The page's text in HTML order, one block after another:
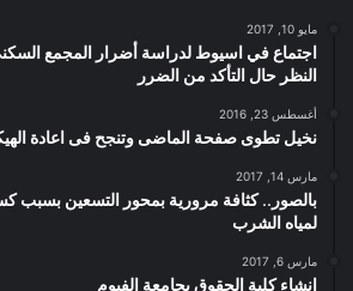
مايو 10, 2017
اجتماع في اسيوط لدراسة أضرار المجمع
النظر حال التأكد من الضرر
أغسطس 23, 2016
نخيل تطوى صفحة الماضى وتنجح فى اعادة
مارس 14, 2017
بالصور.. كثافة مرورية بمحور التسعين بسبب
لمياه الشرب
مارس 6, 2017
إنشاء كلية الحقوق بجامعة الفيوم